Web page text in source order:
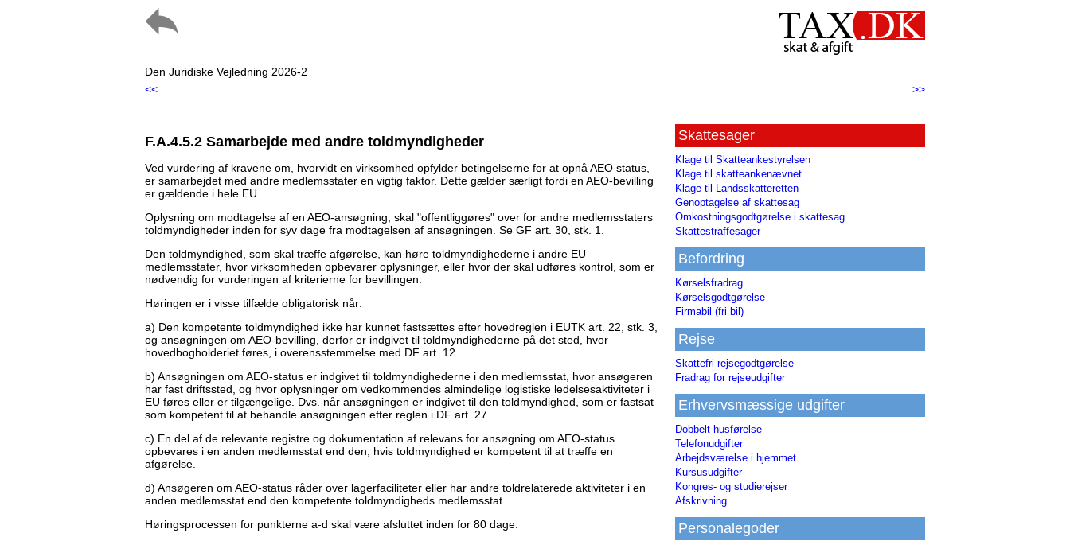
Den Juridiske Vejledning 2026-2
<<
>>
F.A.4.5.2 Samarbejde med andre toldmyndigheder
Ved vurdering af kravene om, hvorvidt en virksomhed opfylder betingelserne for at opnå AEO status,
er samarbejdet med andre medlemsstater en vigtig faktor. Dette gælder særligt fordi en AEO-bevilling
er gældende i hele EU.
Oplysning om modtagelse af en AEO-ansøgning, skal "offentliggøres" over for andre medlemsstaters
toldmyndigheder inden for syv dage fra modtagelsen af ansøgningen. Se GF art. 30, stk. 1.
Den toldmyndighed, som skal træffe afgørelse, kan høre toldmyndighederne i andre EU
medlemsstater, hvor virksomheden opbevarer oplysninger, eller hvor der skal udføres kontrol, som er
nødvendig for vurderingen af kriterierne for bevillingen.
Høringen er i visse tilfælde obligatorisk når:
a) Den kompetente toldmyndighed ikke har kunnet fastsættes efter hovedreglen i EUTK art. 22, stk. 3,
og ansøgningen om AEO-bevilling, derfor er indgivet til toldmyndighederne på det sted, hvor
hovedbogholderiet føres, i overensstemmelse med DF art. 12.
b) Ansøgningen om AEO-status er indgivet til toldmyndighederne i den medlemsstat, hvor ansøgeren
har fast driftssted, og hvor oplysninger om vedkommendes almindelige logistiske ledelsesaktiviteter i
EU føres eller er tilgængelige. Dvs. når ansøgningen er indgivet til den toldmyndighed, som er fastsat
som kompetent til at behandle ansøgningen efter reglen i DF art. 27.
c) En del af de relevante registre og dokumentation af relevans for ansøgning om AEO-status
opbevares i en anden medlemsstat end den, hvis toldmyndighed er kompetent til at træffe en
afgørelse.
d) Ansøgeren om AEO-status råder over lagerfaciliteter eller har andre toldrelaterede aktiviteter i en
anden medlemsstat end den kompetente toldmyndigheds medlemsstat.
Høringsprocessen for punkterne a-d skal være afsluttet inden for 80 dage.
Skattesager
Klage til Skatteankestyrelsen
Klage til skatteankenævnet
Klage til Landsskatteretten
Genoptagelse af skattesag
Omkostningsgodtgørelse i skattesag
Skattestraffesager
Befordring
Kørselsfradrag
Kørselsgodtgørelse
Firmabil (fri bil)
Rejse
Skattefri rejsegodtgørelse
Fradrag for rejseudgifter
Erhvervsmæssige udgifter
Dobbelt husførelse
Telefonudgifter
Arbejdsværelse i hjemmet
Kursusudgifter
Kongres- og studierejser
Afskrivning
Personalegoder